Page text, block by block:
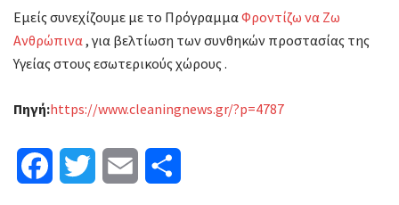
Εμείς συνεχίζουμε με το ΠρόγραμμαΦροντίζω να Ζω
Ανθρώπινα, για βελτίωση των συνθηκών προστασίας της
Υγείας στους εσωτερικούς χώρους .
Πηγή:https://www.cleaningnews.gr/?p=4787